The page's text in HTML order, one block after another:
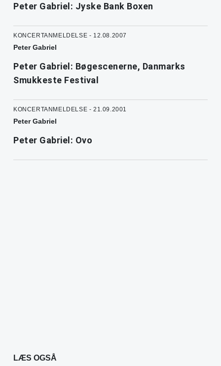
Peter Gabriel: Jyske Bank Boxen
KONCERTANMELDELSE - 12.08.2007
Peter Gabriel
Peter Gabriel: Bøgescenerne, Danmarks
Smukkeste Festival
KONCERTANMELDELSE - 21.09.2001
Peter Gabriel
Peter Gabriel: Ovo
LÆS OGSÅ